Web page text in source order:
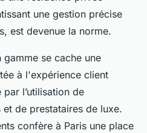
une gestion précise
est devenue la norme.
se cache une
à l'expérience client
l’utilisation de
de prestataires de luxe.
confère à Paris une place